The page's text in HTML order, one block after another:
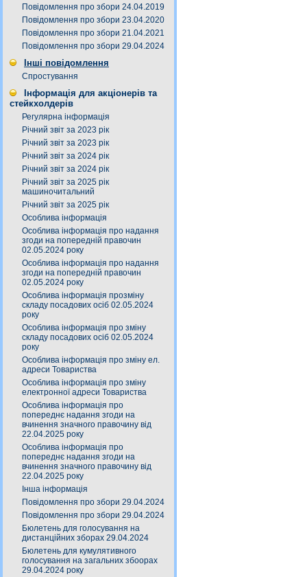
Повідомлення про збори 24.04.2019
Повідомлення про збори 23.04.2020
Повідомлення про збори 21.04.2021
Повідомлення про збори 29.04.2024
Інші повідомлення
Спростування
Інформація для акціонерів та
стейкхолдерів
Регулярна інформація
Річний звіт за 2023 рік
Річний звіт за 2023 рік
Річний звіт за 2024 рік
Річний звіт за 2024 рік
Річний звіт за 2025 рік
машиночитальний
Річний звіт за 2025 рік
Особлива інформація
Особлива інформація про надання
згоди на попередній правочин
02.05.2024 року
Особлива інформація про надання
згоди на попередній правочин
02.05.2024 року
Особлива інформація прозміну
складу посадових осіб 02.05.2024
року
Особлива інформація про зміну
складу посадових осіб 02.05.2024
року
Особлива інформація про зміну ел.
адреси Товариства
Особлива інформація про зміну
електронної адреси Товариства
Особлива інформація про
попереднє надання згоди на
вчинення значного правочину від
22.04.2025 року
Особлива інформація про
попереднє надання згоди на
вчинення значного правочину від
22.04.2025 року
Інша інформація
Повідомлення про збори 29.04.2024
Повідомлення про збори 29.04.2024
Бюлетень для голосування на
дистанційних зборах 29.04.2024
Бюлетень для кумулятивного
голосування на загальних збоорах
29.04.2024 року